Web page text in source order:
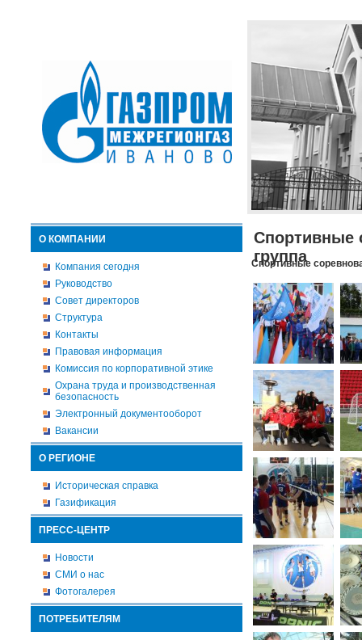
О КОМПАНИИ
Компания сегодня
Руководство
Совет директоров
Структура
Контакты
Правовая информация
Комиссия по корпоративной этике
Охрана труда и производственная
безопасность
Электронный документооборот
Вакансии
О РЕГИОНЕ
Историческая справка
Газификация
ПРЕСС-ЦЕНТР
Новости
СМИ о нас
Фотогалерея
ПОТРЕБИТЕЛЯМ
Спортивные
группа
Спортивные